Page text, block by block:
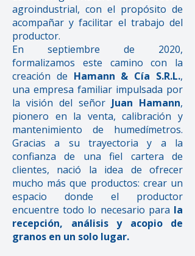
agroindustrial, con el propósito de
acompañar y facilitar el trabajo del
productor.
En septiembre de 2020,
formalizamos este camino con la
creación de Hamann & Cía S.R.L.,
una empresa familiar impulsada por
la visión del señor Juan Hamann,
pionero en la venta, calibración y
mantenimiento de humedímetros.
Gracias a su trayectoria y a la
confianza de una fiel cartera de
clientes, nació la idea de ofrecer
mucho más que productos: crear un
espacio donde el productor
encuentre todo lo necesario para la
recepción, análisis y acopio de
granos en un solo lugar.